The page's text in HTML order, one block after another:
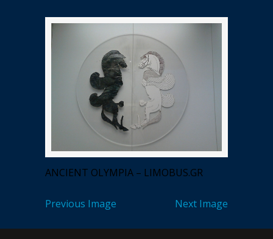
ANCIENT OLYMPIA – LIMOBUS.GR
Previous Image Next Image